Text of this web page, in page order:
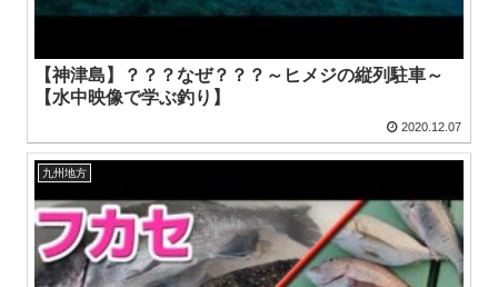
【神津島】？？？なぜ？？？～ヒメジの縦列駐車～
【水中映像で学ぶ釣り】
2020.12.07
九州地方